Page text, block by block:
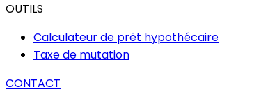
OUTILS
Calculateur de prêt hypothécaire
Taxe de mutation
CONTACT